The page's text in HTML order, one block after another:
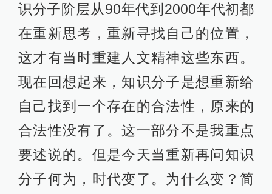
识分子阶层从90年代到2000年代初都
在重新思考，重新寻找自己的位置，
这才有当时重建人文精神这些东西。
现在回想起来，知识分子是想重新给
自己找到一个存在的合法性，原来的
合法性没有了。这一部分不是我重点
要述说的。但是今天当重新再问知识
分子何为，时代变了。为什么变？简